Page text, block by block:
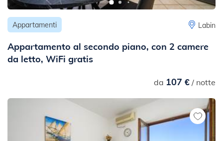
Appartamenti Labin
Appartamento al secondo piano, con 2 camere
da letto, WiFi gratis
da 107 €/ notte